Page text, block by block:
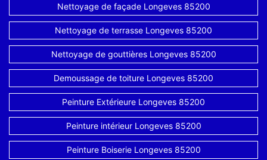
Nettoyage de façade Longeves 85200
Nettoyage de terrasse Longeves 85200
Nettoyage de gouttières Longeves 85200
Demoussage de toiture Longeves 85200
Peinture Extérieure Longeves 85200
Peinture intérieur Longeves 85200
Peinture Boiserie Longeves 85200